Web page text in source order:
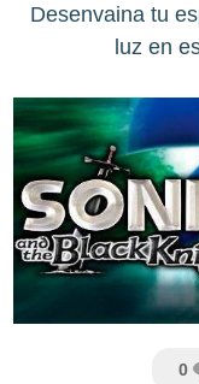
Desenvaina tu
luz en
0